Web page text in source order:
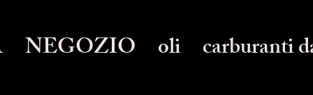
NEGOZIO oli carburanti